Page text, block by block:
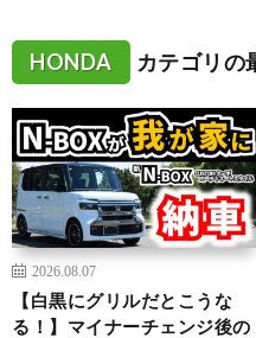
HONDA カテゴリの
2026.08.07
【白黒にグリルだとこうな
る！】マイナーチェンジ後の